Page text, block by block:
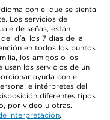
con el que se sienta
Los servicios de
de señas, están
día, los 7 días de la
en todos los puntos
los amigos o los
usan los servicios de un
ayuda con el
e intérpretes del
diferentes tipos
por video u otras.
interpretación.